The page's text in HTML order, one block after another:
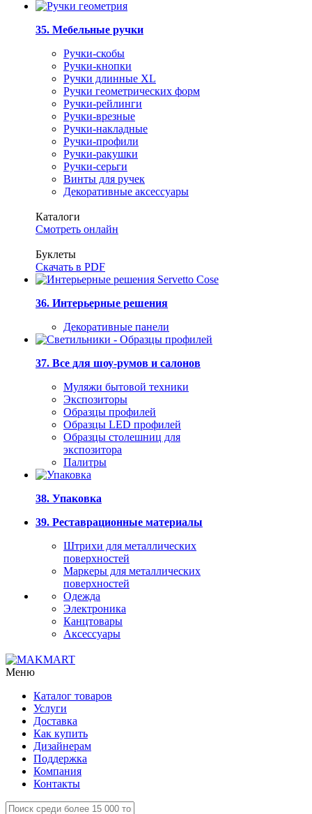
35. Мебельные ручки
Ручки-скобы
Ручки-кнопки
Ручки длинные XL
Ручки геометрических форм
Ручки-рейлинги
Ручки-врезные
Ручки-накладные
Ручки-профили
Ручки-ракушки
Ручки-серьги
Винты для ручек
Декоративные аксессуары
Каталоги
Смотреть онлайн
Буклеты
Скачать в PDF
36. Интерьерные решения
Декоративные панели
37. Все для шоу-румов и салонов
Муляжи бытовой техники
Экспозиторы
Образцы профилей
Образцы LED профилей
Образцы столешниц для
экспозитора
Палитры
38. Упаковка
39. Реставрационные материалы
Штрихи для металлических
поверхностей
Маркеры для металлических
поверхностей
Одежда
Электроника
Канцтовары
Аксессуары
Меню
Каталог товаров
Услуги
Доставка
Как купить
Дизайнерам
Поддержка
Компания
Контакты